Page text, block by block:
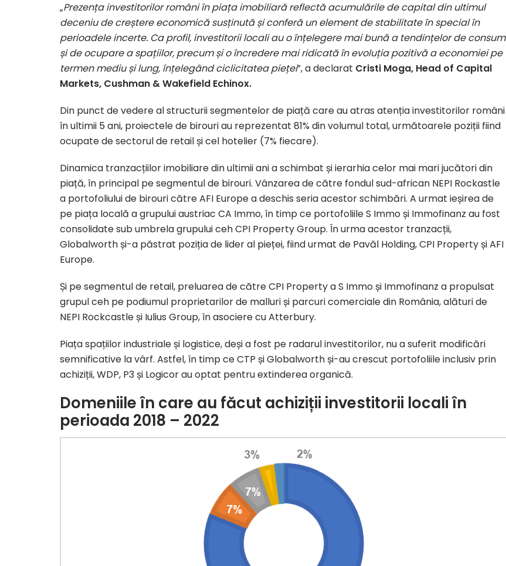
„Prezența investitorilor români în piața imobiliară reflectă acumulările de capital din ultimul
deceniu de creștere economică susținută și conferă un element de stabilitate în special în
perioadele incerte. Ca profil, investitorii locali au o înțelegere mai bună a tendințelor de consum
și de ocupare a spațiilor, precum și o încredere mai ridicată în evoluția pozitivă a economiei pe
termen mediu și lung, înțelegând ciclicitatea pieței”, a declarat Cristi Moga, Head of Capital
Markets, Cushman & Wakefield Echinox.
Din punct de vedere al structurii segmentelor de piață care au atras atenția investitorilor români
în ultimii 5 ani, proiectele de birouri au reprezentat 81% din volumul total, următoarele poziții fiind
ocupate de sectorul de retail și cel hotelier (7% fiecare).
Dinamica tranzacțiilor imobiliare din ultimii ani a schimbat și ierarhia celor mai mari jucători din
piață, în principal pe segmentul de birouri. Vânzarea de către fondul sud-african NEPI Rockastle
a portofoliului de birouri către AFI Europe a deschis seria acestor schimbări. A urmat ieșirea de
pe piața locală a grupului austriac CA Immo, în timp ce portofoliile S Immo și Immofinanz au fost
consolidate sub umbrela grupului ceh CPI Property Group. În urma acestor tranzacții,
Globalworth și-a păstrat poziția de lider al pieței, fiind urmat de Pavăl Holding, CPI Property și AFI
Europe.
Și pe segmentul de retail, preluarea de către CPI Property a S Immo și Immofinanz a propulsat
grupul ceh pe podiumul proprietarilor de malluri și parcuri comerciale din România, alături de
NEPI Rockcastle și Iulius Group, în asociere cu Atterbury.
Piața spațiilor industriale și logistice, deși a fost pe radarul investitorilor, nu a suferit modificări
semnificative la vârf. Astfel, în timp ce CTP și Globalworth și-au crescut portofoliile inclusiv prin
achiziții, WDP, P3 și Logicor au optat pentru extinderea organică.
Domeniile în care au făcut achiziții investitorii locali în
perioada 2018 – 2022